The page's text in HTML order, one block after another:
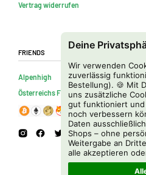
Deine
Wir verwenden
zuverlässig
Bestellung). 🍪 Mit
uns zusätzliche
gut funktioniert
noch verbessern
Daten
Shops – ohne
Weitergabe an
alle akzeptieren
Vertrag widerrufen
Friends
Alpenhigh
Österreichs Firmenverzeichnis